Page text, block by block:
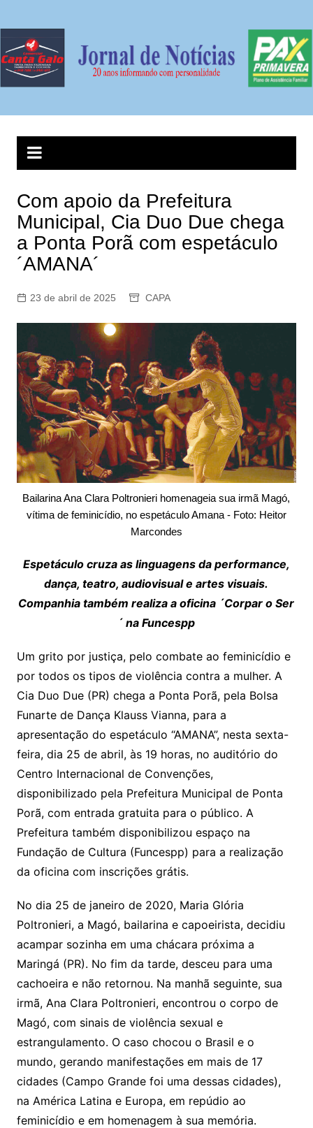
conteúdo
Com apoio da Prefeitura
Municipal, Cia Duo Due chega
a Ponta Porã com espetáculo
´AMANA´
23 de abril de 2025 CAPA
Bailarina Ana Clara Poltronieri homenageia sua irmã Magó,
vítima de feminicídio, no espetáculo Amana - Foto: Heitor
Marcondes
Espetáculo cruza as linguagens da performance,
dança, teatro, audiovisual e artes visuais.
Companhia também realiza a oficina ´Corpar o Ser
´ na Funcespp
Um grito por justiça, pelo combate ao feminicídio e
por todos os tipos de violência contra a mulher. A
Cia Duo Due (PR) chega a Ponta Porã, pela Bolsa
Funarte de Dança Klauss Vianna, para a
apresentação do espetáculo “AMANA”, nesta sexta-
feira, dia 25 de abril, às 19 horas, no auditório do
Centro Internacional de Convenções,
disponibilizado pela Prefeitura Municipal de Ponta
Porã, com entrada gratuita para o público. A
Prefeitura também disponibilizou espaço na
Fundação de Cultura (Funcespp) para a realização
da oficina com inscrições grátis.
No dia 25 de janeiro de 2020, Maria Glória
Poltronieri, a Magó, bailarina e capoeirista, decidiu
acampar sozinha em uma chácara próxima a
Maringá (PR). No fim da tarde, desceu para uma
cachoeira e não retornou. Na manhã seguinte, sua
irmã, Ana Clara Poltronieri, encontrou o corpo de
Magó, com sinais de violência sexual e
estrangulamento. O caso chocou o Brasil e o
mundo, gerando manifestações em mais de 17
cidades (Campo Grande foi uma dessas cidades),
na América Latina e Europa, em repúdio ao
feminicídio e em homenagem à sua memória.